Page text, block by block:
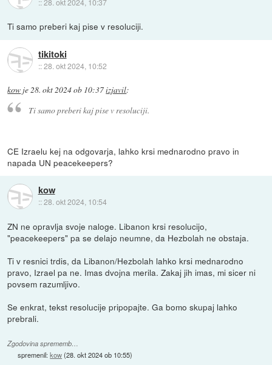
Ti samo preberi kaj pise v resoluciji.
tikitoki
::28. okt 2024, 10:52
kow je28. okt 2024 ob 10:37izjavil:
Ti samo preberi kaj pise v resoluciji.
CE Izraelu kej na odgovarja, lahko krsi mednarodno pravo in
napada UN peacekeepers?
kow
::28. okt 2024, 10:54
ZN ne opravlja svoje naloge. Libanon krsi resolucijo,
"peacekeepers" pa se delajo neumne, da Hezbolah ne obstaja.
Ti v resnici trdis, da Libanon/Hezbolah lahko krsi mednarodno
pravo, Izrael pa ne. Imas dvojna merila. Zakaj jih imas, mi sicer ni
povsem razumljivo.
Se enkrat, tekst resolucije pripopajte. Ga bomo skupaj lahko
prebrali.
Zgodovina sprememb…
spremenil:kow(28. okt 2024 ob 10:55)